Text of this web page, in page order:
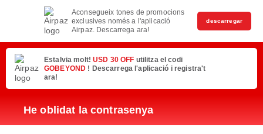
Aconsegueix tones de promocions
exclusives només a l'aplicació
Airpaz. Descarrega ara!
descarregar
Estalvia molt!USD 30 OFF utilitza el codi
GOBEYOND ! Descarrega l'aplicació i registra't
ara!
He oblidat la contrasenya